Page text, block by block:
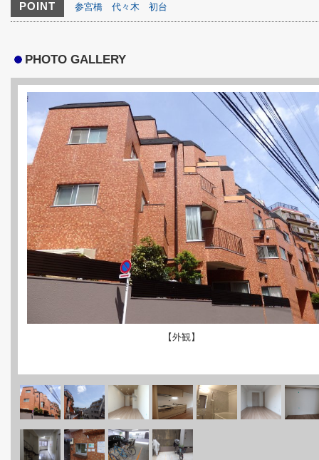
POINT 参宮橋 代々木 初台
PHOTO GALLERY
【外観】